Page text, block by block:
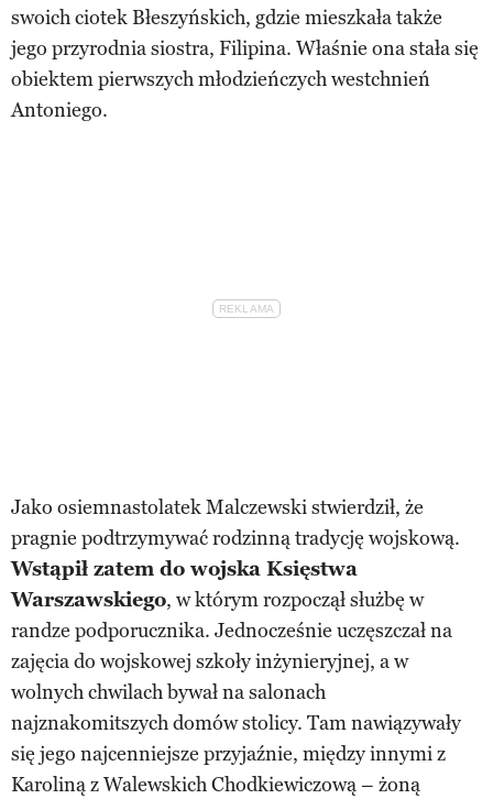
swoich ciotek Błeszyńskich, gdzie mieszkała także
jego przyrodnia siostra, Filipina. Właśnie ona stała się
obiektem pierwszych młodzieńczych westchnień
Antoniego.
Jako osiemnastolatek Malczewski stwierdził, że
pragnie podtrzymywać rodzinną tradycję wojskową.
Wstąpił zatem do wojska Księstwa
Warszawskiego, w którym rozpoczął służbę w
randze podporucznika. Jednocześnie uczęszczał na
zajęcia do wojskowej szkoły inżynieryjnej, a w
wolnych chwilach bywał na salonach
najznakomitszych domów stolicy. Tam nawiązywały
się jego najcenniejsze przyjaźnie, między innymi z
Karoliną z Walewskich Chodkiewiczową – żoną